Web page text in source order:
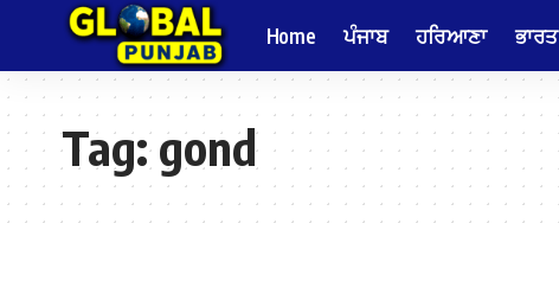
Home ਪੰਜਾਬ ਹਰਿਆਣਾ ਭਾਰਤ
Tag:gond